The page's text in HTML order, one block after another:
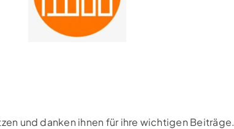
und danken ihnen für ihre wichtigen Beiträge.